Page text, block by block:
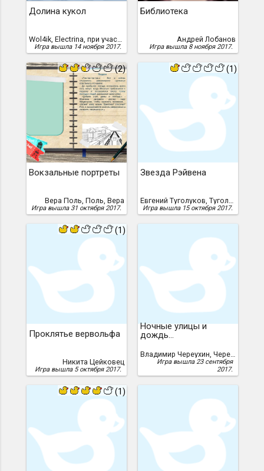
Долина кукол
Wol4ik, Electrina, при участии Ajenta Arrow
Игра вышла 14 ноября 2017.
Библиотека
Андрей Лобанов
Игра вышла 8 ноября 2017.
(2)
Вокзальные портреты
Вера Поль, Поль, Вера
Игра вышла 31 октября 2017.
(1)
Звезда Рэйвена
Евгений Туголуков, Туголуков, Евгений
Игра вышла 15 октября 2017.
(1)
Проклятье вервольфа
Никита Цейковец
Игра вышла 5 октября 2017.
Ночные улицы и
дождь...
Владимир Череухин, Череухин, Владимир
Игра вышла 23 сентября
2017.
(1)